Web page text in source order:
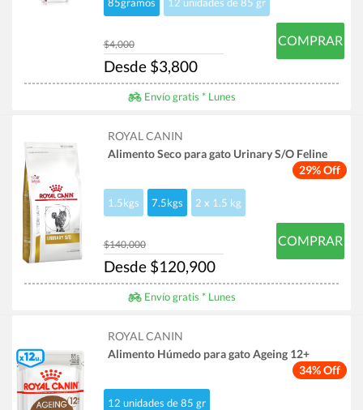
$4,000
Desde $3,800
COMPRAR
Envío gratis * Lunes
29% Off
ROYAL CANIN
Alimento Seco para gato Urinary S/O Feline
1.5kgs 7.5kgs 2 x 1.5 kg
$140,000
Desde $120,900
COMPRAR
Envío gratis * Lunes
34% Off
ROYAL CANIN
Alimento Húmedo para gato Ageing 12+
12 unidades de 85 gr